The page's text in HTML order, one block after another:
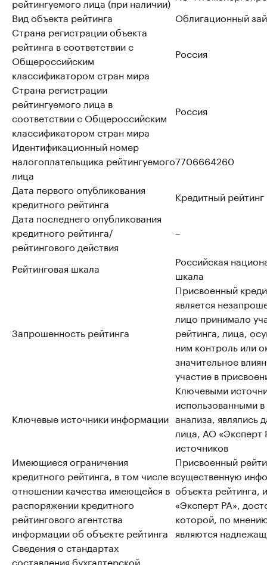
Вид объекта рейтинга
Облигационный
Страна регистрации объекта
рейтинга в соответствии с
Общероссийским
классификатором стран мира
Россия
Страна регистрации
рейтингуемого лица в
соответствии с Общероссийским
классификатором стран мира
Россия
Идентификационный номер
налогоплательщика рейтингуемого
лица
7706664260
Дата первого опубликования
кредитного рейтинга
Кредитный
Дата последнего опубликования
кредитного рейтинга/
рейтингового действия
–
Рейтинговая шкала
Российская
шкала
Запрошенность рейтинга
Присвоенный
является
лицо принимало
рейтинга, лица,
ним контроль или
значительное
участие в
Ключевые источники информации
Ключевыми
использованными
анализа, являлись
лица, АО «Эксперт
источников
Имеющиеся ограничения
кредитного рейтинга, в том числе в
отношении качества имеющейся в
распоряжении кредитного
рейтингового агентства
информации об объекте рейтинга
Присвоенный
существенную
объекта
«Эксперт РА»,
которой, по
являются
Сведения о стандартах
составления бухгалтерской